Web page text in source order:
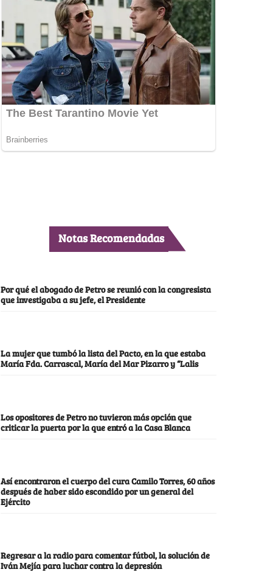
Notas Recomendadas
Por qué el abogado de Petro se reunió con la congresista
que investigaba a su jefe, el Presidente
La mujer que tumbó la lista del Pacto, en la que estaba
María Fda. Carrascal, María del Mar Pizarro y “Lalis
Los opositores de Petro no tuvieron más opción que
criticar la puerta por la que entró a la Casa Blanca
Así encontraron el cuerpo del cura Camilo Torres, 60 años
después de haber sido escondido por un general del
Ejército
Regresar a la radio para comentar fútbol, la solución de
Iván Mejía para luchar contra la depresión